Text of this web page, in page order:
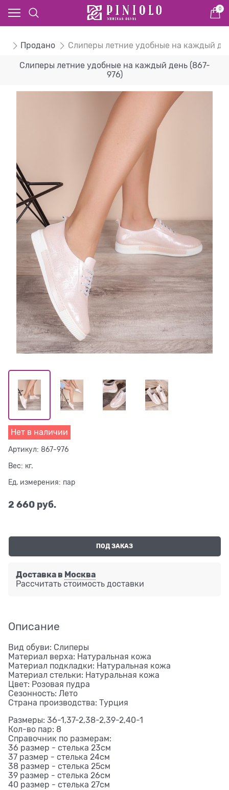
0
Продано Слиперы летние удобные на каждый
Слиперы летние удобные на каждый день (867-
976)
Нет в наличии
Артикул: 867-976
Вес: кг.
Ед. измерения: пар
2 660 руб.
ПОД ЗАКАЗ
Доставка в Москва
Рассчитать стоимость доставки
Описание
Вид обуви: Слиперы
Материал верха: Натуральная кожа
Материал подкладки: Натуральная кожа
Материал стельки: Натуральная кожа
Цвет: Розовая пудра
Сезонность: Лето
Страна производства: Турция
Размеры: 36-1,37-2,38-2,39-2,40-1
Кол-во пар: 8
Справочник по размерам:
36 размер - стелька 23см
37 размер - стелька 24см
38 размер - стелька 25см
39 размер - стелька 26см
40 размер - стелька 27см